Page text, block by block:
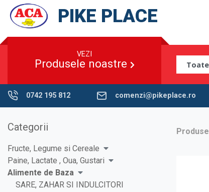
PIKE PLACE
VEZI
Produsele noastre
0742 195 812 comenzi@pikeplace.ro
Categorii
Fructe, Legume si Cereale
Paine, Lactate , Oua, Gustari
Alimente de Baza
SARE, ZAHAR SI INDULCITORI
Produse